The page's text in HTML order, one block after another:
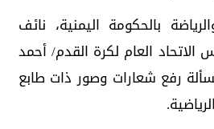
بالحكومة اليمنية، نائف
الاتحاد العام لكرة القدم/ أحمد
رفع شعارات وصور ذات طابع